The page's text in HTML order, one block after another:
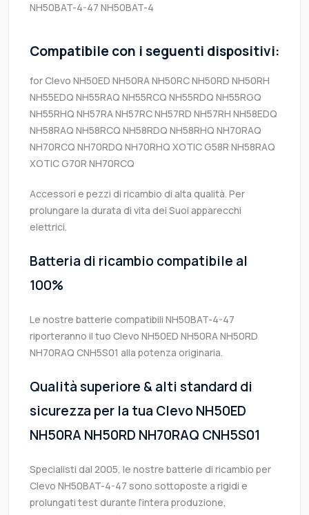
NH50BAT-4-47 NH50BAT-4
Compatibile con i seguenti dispositivi:
for Clevo NH50ED NH50RA NH50RC NH50RD NH50RH
NH55EDQ NH55RAQ NH55RCQ NH55RDQ NH55RGQ
NH55RHQ NH57RA NH57RC NH57RD NH57RH NH58EDQ
NH58RAQ NH58RCQ NH58RDQ NH58RHQ NH70RAQ
NH70RCQ NH70RDQ NH70RHQ XOTIC G58R NH58RAQ
XOTIC G70R NH70RCQ
Accessori e pezzi di ricambio di alta qualità. Per
prolungare la durata di vita dei Suoi apparecchi
elettrici.
Batteria di ricambio compatibile al
100%
Le nostre batterie compatibili NH50BAT-4-47
riporteranno il tuo Clevo NH50ED NH50RA NH50RD
NH70RAQ CNH5S01 alla potenza originaria.
Qualità superiore & alti standard di
sicurezza per la tua Clevo NH50ED
NH50RA NH50RD NH70RAQ CNH5S01
Specialisti dal 2005, le nostre batterie di ricambio per
Clevo NH50BAT-4-47 sono sottoposte a rigidi e
prolungati test durante l’intera produzione,